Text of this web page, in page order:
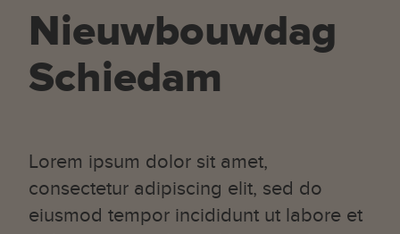
Nieuwbouwdag
Schiedam
Lorem ipsum dolor sit amet,
consectetur adipiscing elit, sed do
eiusmod tempor incididunt ut labore et